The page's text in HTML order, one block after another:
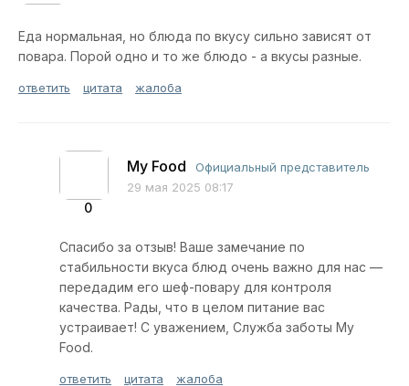
Еда нормальная, но блюда по вкусу сильно зависят от
повара. Порой одно и то же блюдо - а вкусы разные.
ответить цитата жалоба
My Food
Официальный представитель
29 мая 2025 08:17
0
Спасибо за отзыв! Ваше замечание по
стабильности вкуса блюд очень важно для нас —
передадим его шеф-повару для контроля
качества. Рады, что в целом питание вас
устраивает! С уважением, Служба заботы My
Food.
ответить цитата жалоба